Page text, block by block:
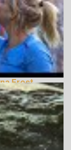
Frost